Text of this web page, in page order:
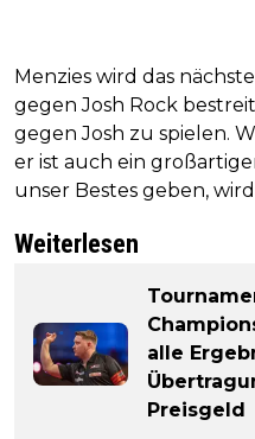
Menzies wird das
gegen Josh Rock
gegen Josh zu spielen.
er ist auch ein
unser Bestes geben,
Weiterlesen
alle
Preisgeld